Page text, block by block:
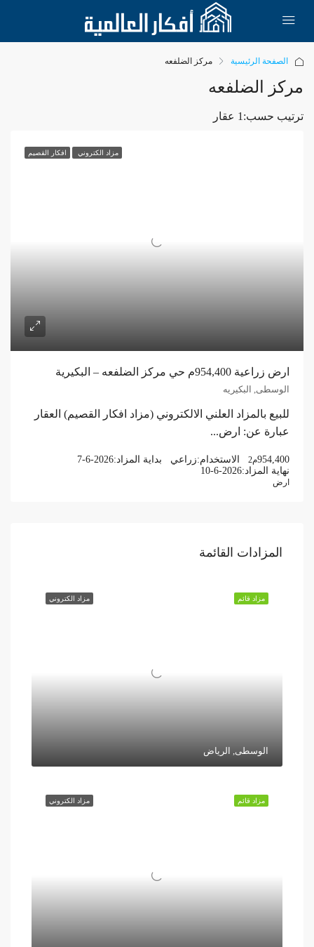
الصفحة الرئيسية مركز الضلفعه
مركز الضلفعه
1 عقار ترتيب حسب:
مزاد الكتروني افكار القصيم
ارض زراعية 954,400م حي مركز الضلفعه – البكيرية
الوسطى, البكيريه
للبيع بالمزاد العلني الالكتروني (مزاد افكار القصيم) العقار
عبارة عن: ارض...
954,400م2 الاستخدام:زراعي بداية المزاد:7-6-2026
نهاية المزاد:10-6-2026
ارض
المزادات القائمة
مزاد الكتروني مزاد قائم
الوسطى, الرياض
مزاد الكتروني مزاد قائم